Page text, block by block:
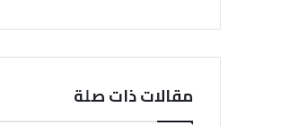
مقالات ذات صلة